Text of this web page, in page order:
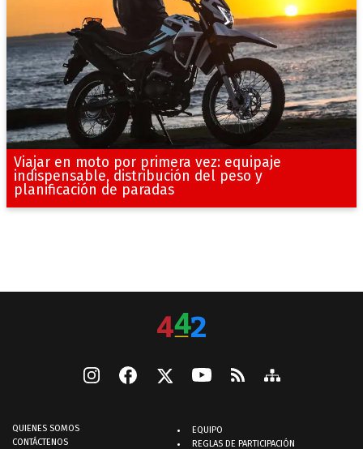
Viajar en moto por primera vez: equipaje
indispensable, distribución del peso y
planificación de paradas
QUIENES SOMOS
CONTÁCTENOS
EQUIPO
REGLAS DE PARTICIPACIÓN